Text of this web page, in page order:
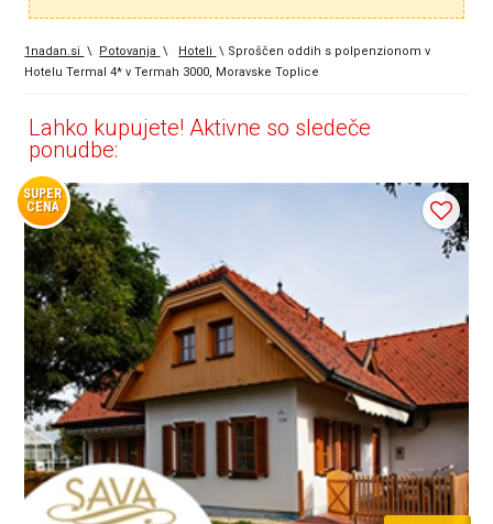
1nadan.si \ Potovanja \ Hoteli \ Sproščen oddih s polpenzionom v
Hotelu Termal 4* v Termah 3000, Moravske Toplice
Lahko kupujete! Aktivne so sledeče
ponudbe:
SUPER
CENA